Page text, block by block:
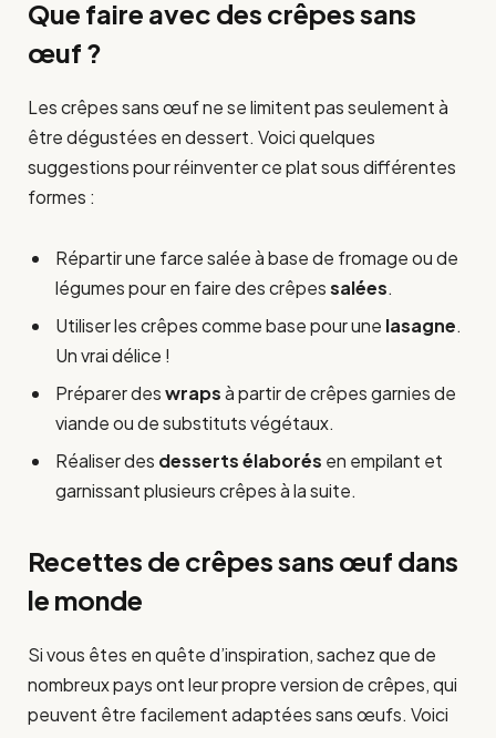
Que faire avec des crêpes sans
œuf ?
Les crêpes sans œuf ne se limitent pas seulement à
être dégustées en dessert. Voici quelques
suggestions pour réinventer ce plat sous différentes
formes :
Répartir une farce salée à base de fromage ou de
légumes pour en faire des crêpessalées.
Utiliser les crêpes comme base pour une lasagne.
Un vrai délice !
Préparer deswrapsà partir de crêpes garnies de
viande ou de substituts végétaux.
Réaliser des desserts élaborés en empilant et
garnissant plusieurs crêpes à la suite.
Recettes de crêpes sans œuf dans
le monde
Si vous êtes en quête d’inspiration, sachez que de
nombreux pays ont leur propre version de crêpes, qui
peuvent être facilement adaptées sans œufs. Voici